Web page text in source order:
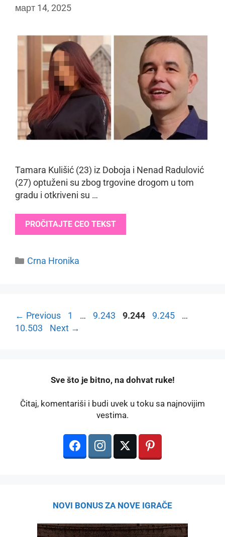
март 14, 2025
Tamara Kulišić (23) iz Doboja i Nenad Radulović
(27) optuženi su zbog trgovine drogom u tom
gradu i otkriveni su …
PROČITAJTE CEO TEKST
Categories
Crna Hronika
← Previous Page
1 … Page
9.243 Page
9.244 Page
9.245 …
10.503
Next →
️Sve što je bitno, na dohvat ruke!
Čitaj, komentariši i budi uvek u toku sa najnovijim
vestima.
NOVI BONUS ZA NOVE IGRAČE